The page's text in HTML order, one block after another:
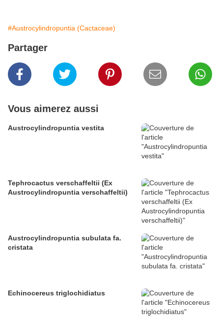
#Austrocylindropuntia (Cactaceae)
Partager
Vous aimerez aussi
Austrocylindropuntia vestita
Tephrocactus verschaffeltii (Ex
Austrocylindropuntia verschaffeltii)
Austrocylindropuntia subulata fa.
cristata
Echinocereus triglochidiatus